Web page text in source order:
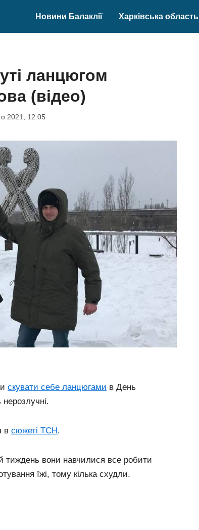
Новини Балаклії Харківська область
ланцюгом
(відео)
2021, 12:05
скувати себе ланцюгами в День
в сюжеті ТСН.
тиждень вони навчилися все робити
їжі, тому кілька схудли.